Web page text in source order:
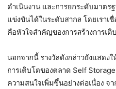
ดำเนินงาน และการยกระดับมาตร
แข่งขันได้ในระดับสากล โดยเราเ
คือหัวใจสำคัญของการสร้างการเติ
นอกจากนี้ รางวัลดังกล่าวยังแสดง
การเติบโตของตลาด Self
ความสนใจเพิ่มขึ้นอย่างต่อเนื่อง จ